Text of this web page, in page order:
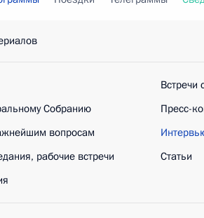
Собранию
вопросам
рабочие встречи
Встречи
Пресс-
Статьи